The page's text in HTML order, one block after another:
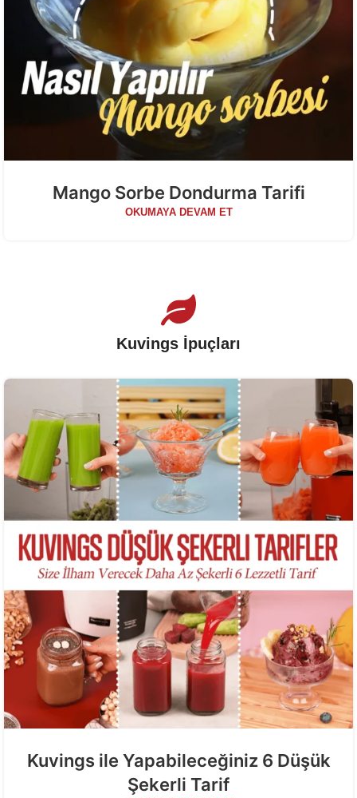
Mango Sorbe Dondurma Tarifi
OKUMAYA DEVAM ET
Kuvings İpuçları
Kuvings ile Yapabileceğiniz 6 Düşük
Şekerli Tarif